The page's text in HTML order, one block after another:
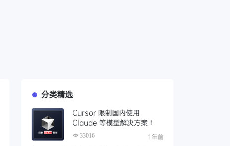
分类精选
Cursor 限制国内使用
Claude 等模型解决方案！
33016 1年前